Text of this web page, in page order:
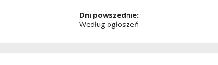
Dni powszednie:
Według ogłoszeń